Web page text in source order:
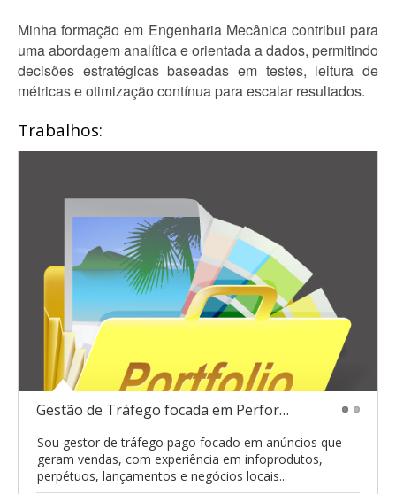
Minha formação em Engenharia Mecânica contribui para
uma abordagem analítica e orientada a dados, permitindo
decisões estratégicas baseadas em testes, leitura de
métricas e otimização contínua para escalar resultados.
Trabalhos:
Gestão de Tráfego focada em Performance e Vendas
Sou gestor de tráfego pago focado em anúncios que
geram vendas, com experiência em infoprodutos,
perpétuos, lançamentos e negócios locais...